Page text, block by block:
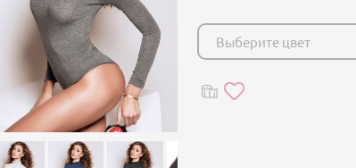
Выберите цвет